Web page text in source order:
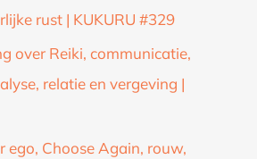
rust | KUKURU #329
over Reiki, communicatie,
relatie en vergeving |
ego, Choose Again, rouw,